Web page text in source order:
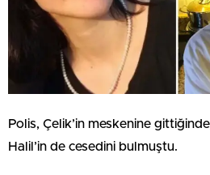
Polis, Çelik’in meskenine
Halil’in de cesedini bulmuştu.